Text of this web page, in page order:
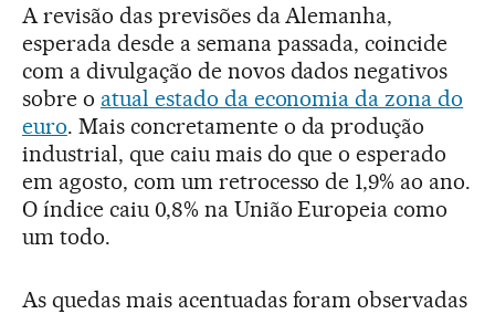
A revisão das previsões da Alemanha,
esperada desde a semana passada, coincide
com a divulgação de novos dados negativos
sobre o atual estado da economia da zona do
euro. Mais concretamente o da produção
industrial, que caiu mais do que o esperado
em agosto, com um retrocesso de 1,9% ao ano.
O índice caiu 0,8% na União Europeia como
um todo.
As quedas mais acentuadas foram observadas